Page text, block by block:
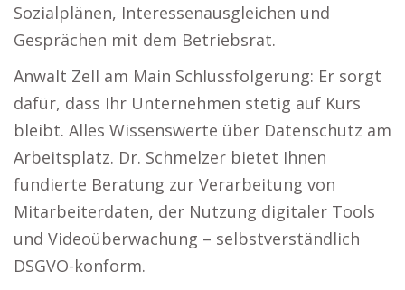
Sozialplänen, Interessenausgleichen und
Gesprächen mit dem Betriebsrat.
Anwalt Zell am Main Schlussfolgerung: Er sorgt
dafür, dass Ihr Unternehmen stetig auf Kurs
bleibt. Alles Wissenswerte über Datenschutz am
Arbeitsplatz. Dr. Schmelzer bietet Ihnen
fundierte Beratung zur Verarbeitung von
Mitarbeiterdaten, der Nutzung digitaler Tools
und Videoüberwachung – selbstverständlich
DSGVO-konform.